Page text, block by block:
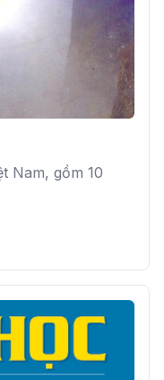
Nam, gồm 10